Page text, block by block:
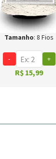
Tamanho: 8 Fios
- +
R$ 15,99